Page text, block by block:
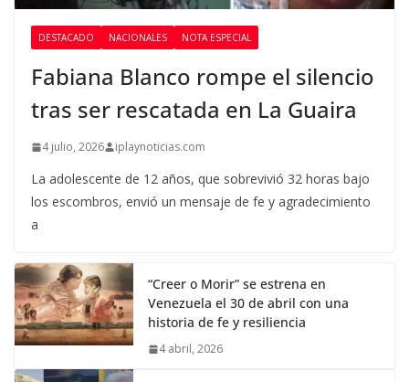
DESTACADO NACIONALES NOTA ESPECIAL
Fabiana Blanco rompe el silencio
tras ser rescatada en La Guaira
4 julio, 2026 iplaynoticias.com
La adolescente de 12 años, que sobrevivió 32 horas bajo
los escombros, envió un mensaje de fe y agradecimiento
a
“Creer o Morir” se estrena en
Venezuela el 30 de abril con una
historia de fe y resiliencia
4 abril, 2026